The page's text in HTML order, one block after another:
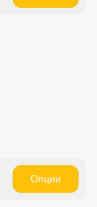
Опции